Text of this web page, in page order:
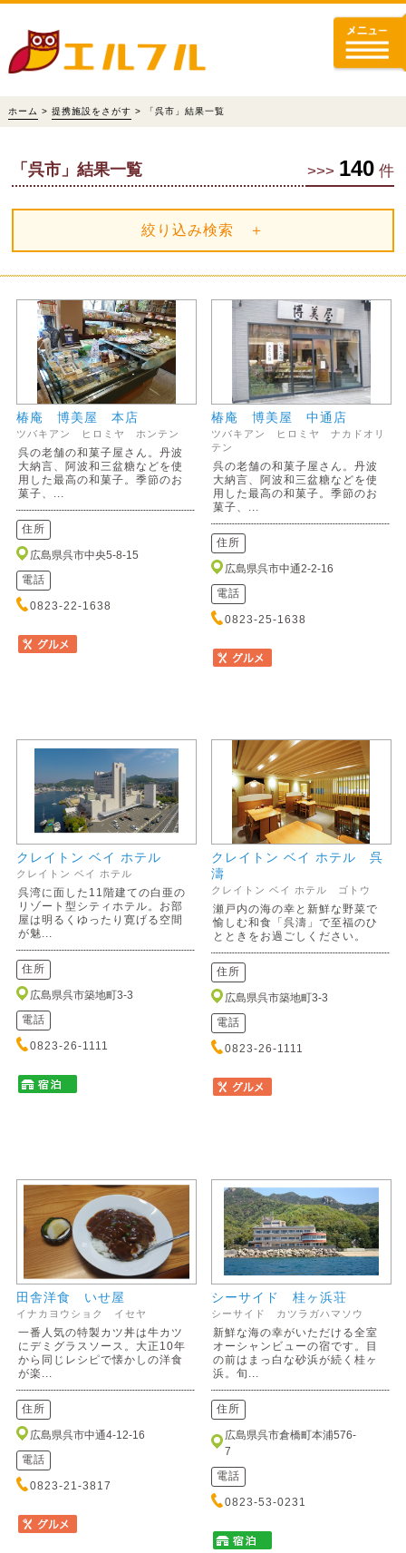
ホーム > 提携施設をさがす > 「呉市」結果一覧
>>> 140 件
「呉市」結果一覧
絞り込み検索 ＋
椿庵 博美屋 本店
ツバキアン ヒロミヤ ホンテン
呉の老舗の和菓子屋さん。丹波
大納言、阿波和三盆糖などを使
用した最高の和菓子。季節のお
菓子、...
住所
広島県呉市中央5-8-15
電話
0823-22-1638
椿庵 博美屋 中通店
ツバキアン ヒロミヤ ナカドオリ
テン
呉の老舗の和菓子屋さん。丹波
大納言、阿波和三盆糖などを使
用した最高の和菓子。季節のお
菓子、...
住所
広島県呉市中通2-2-16
電話
0823-25-1638
クレイトン ベイ ホテル
クレイトン ベイ ホテル
呉湾に面した11階建ての白亜の
リゾート型シティホテル。お部
屋は明るくゆったり寛げる空間
が魅...
住所
広島県呉市築地町3-3
電話
0823-26-1111
クレイトン ベイ ホテル 呉
濤
クレイトン ベイ ホテル ゴトウ
瀬戸内の海の幸と新鮮な野菜で
愉しむ和食「呉濤」で至福のひ
とときをお過ごしください。
住所
広島県呉市築地町3-3
電話
0823-26-1111
田舎洋食 いせ屋
イナカヨウショク イセヤ
一番人気の特製カツ丼は牛カツ
にデミグラスソース。大正10年
から同じレシピで懐かしの洋食
が楽...
住所
広島県呉市中通4-12-16
電話
0823-21-3817
シーサイド 桂ヶ浜荘
シーサイド カツラガハマソウ
新鮮な海の幸がいただける全室
オーシャンビューの宿です。目
の前はまっ白な砂浜が続く桂ヶ
浜。旬...
住所
広島県呉市倉橋町本浦576-
7
電話
0823-53-0231